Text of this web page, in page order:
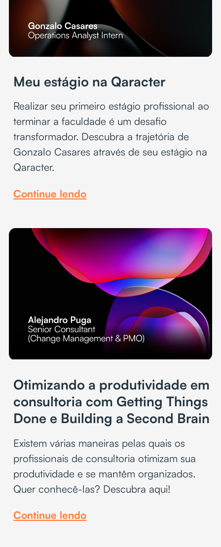
Meu estágio na Qaracter
Realizar seu primeiro estágio profissional ao
terminar a faculdade é um desafio
transformador. Descubra a trajetória de
Gonzalo Casares através de seu estágio na
Qaracter.
Continue lendo
Otimizando a produtividade em
consultoria com Getting Things
Done e Building a Second Brain
Existem várias maneiras pelas quais os
profissionais de consultoria otimizam sua
produtividade e se mantêm organizados.
Quer conhecê-las? Descubra aqui!
Continue lendo